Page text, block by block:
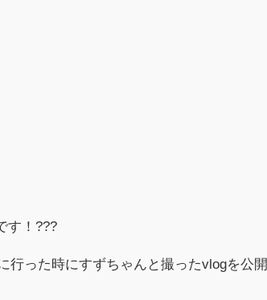
す！???
行った時にすずちゃんと撮ったvlogを公開